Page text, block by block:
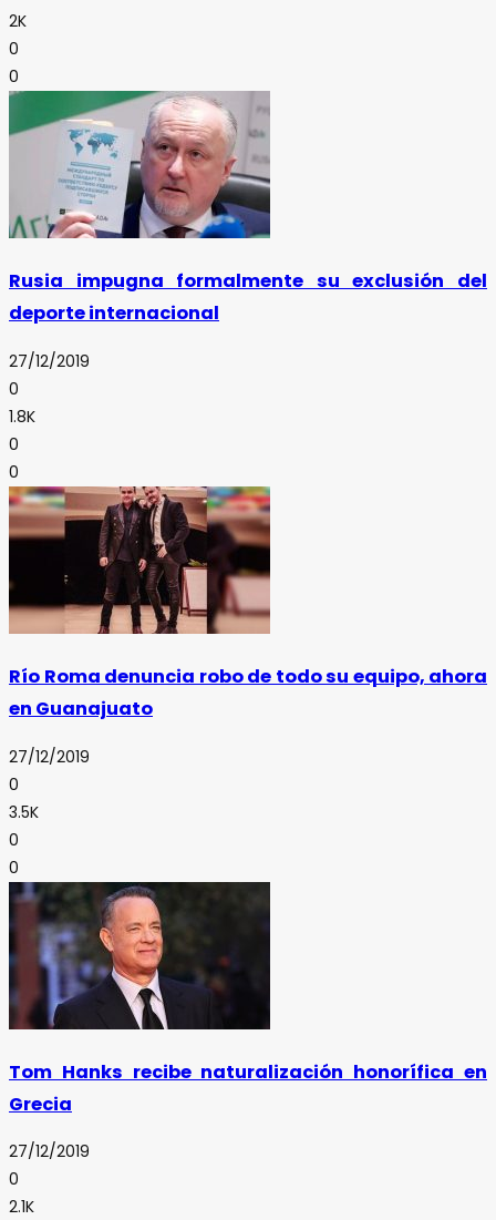
2K
0
0
Rusia impugna formalmente su exclusión del
deporte internacional
27/12/2019
0
1.8K
0
0
Río Roma denuncia robo de todo su equipo, ahora
en Guanajuato
27/12/2019
0
3.5K
0
0
Tom Hanks recibe naturalización honorífica en
Grecia
27/12/2019
0
2.1K